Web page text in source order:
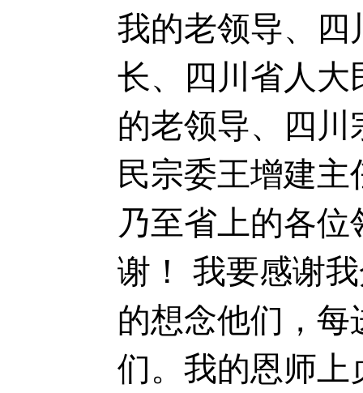
我的老领导、四
长、四川省人大
的老领导、四
民宗委王增建
乃至省上的各
谢！ 我要感谢
的想念他们，
们。我的恩师上